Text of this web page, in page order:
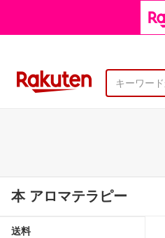
本 アロマテラピー
送料